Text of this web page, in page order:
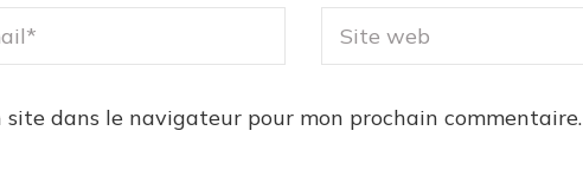
dans le navigateur pour mon prochain commentaire.